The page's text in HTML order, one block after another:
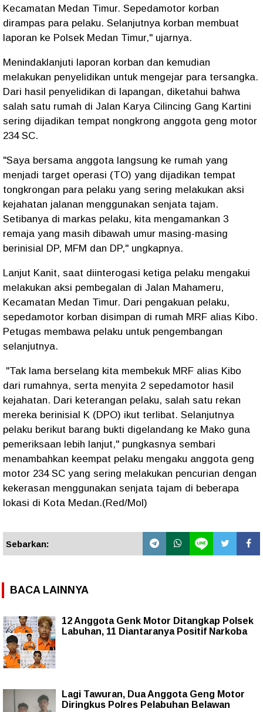
Kecamatan Medan Timur. Sepedamotor korban
dirampas para pelaku. Selanjutnya korban membuat
laporan ke Polsek Medan Timur," ujarnya.
Menindaklanjuti laporan korban dan kemudian
melakukan penyelidikan untuk mengejar para tersangka.
Dari hasil penyelidikan di lapangan, diketahui bahwa
salah satu rumah di Jalan Karya Cilincing Gang Kartini
sering dijadikan tempat nongkrong anggota geng motor
234 SC.
"Saya bersama anggota langsung ke rumah yang
menjadi target operasi (TO) yang dijadikan tempat
tongkrongan para pelaku yang sering melakukan aksi
kejahatan jalanan menggunakan senjata tajam.
Setibanya di markas pelaku, kita mengamankan 3
remaja yang masih dibawah umur masing-masing
berinisial DP, MFM dan DP," ungkapnya.
Lanjut Kanit, saat diinterogasi ketiga pelaku mengakui
melakukan aksi pembegalan di Jalan Mahameru,
Kecamatan Medan Timur. Dari pengakuan pelaku,
sepedamotor korban disimpan di rumah MRF alias Kibo.
Petugas membawa pelaku untuk pengembangan
selanjutnya.
"Tak lama berselang kita membekuk MRF alias Kibo
dari rumahnya, serta menyita 2 sepedamotor hasil
kejahatan. Dari keterangan pelaku, salah satu rekan
mereka berinisial K (DPO) ikut terlibat. Selanjutnya
pelaku berikut barang bukti digelandang ke Mako guna
pemeriksaan lebih lanjut," pungkasnya sembari
menambahkan keempat pelaku mengaku anggota geng
motor 234 SC yang sering melakukan pencurian dengan
kekerasan menggunakan senjata tajam di beberapa
lokasi di Kota Medan.(Red/Mol)
Sebarkan:
BACA LAINNYA
12 Anggota Genk Motor Ditangkap Polsek
Labuhan, 11 Diantaranya Positif Narkoba
Lagi Tawuran, Dua Anggota Geng Motor
Diringkus Polres Pelabuhan Belawan